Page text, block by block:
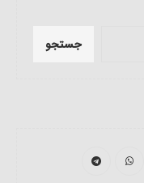
جستجو